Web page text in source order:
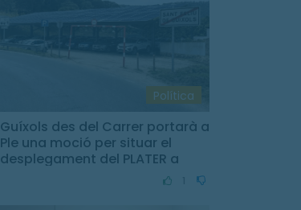
Política
Guíxols des del Carrer portarà a
Ple una moció per situar el
desplegament del PLATER a